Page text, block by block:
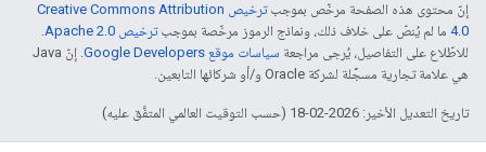
إنّ محتوى هذه الصفحة مرخّص بموجب
ترخيص Creative Commons Attribution
4.0‏ ما لم يُنصّ على خلاف ذلك، ونماذج الرموز مرخّصة بموجبترخيص Apache 2.0‏
.
للاطّلاع على التفاصيل، يُرجى مراجعة سياسات موقع Google Developers‏
. إنّ Java
هي علامة تجارية مسجَّلة لشركة Oracle و/أو شركائها التابعين.
تاريخ التعديل الأخير: 2026-02-18 (حسب التوقيت العالمي المتفَّق عليه)